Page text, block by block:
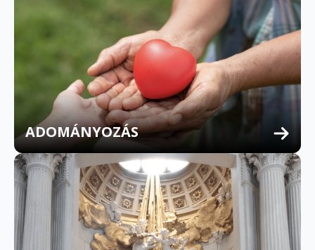
ADOMÁNYOZÁS